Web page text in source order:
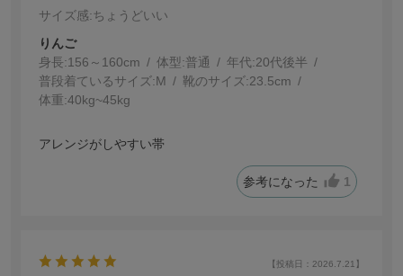
サイズ感:ちょうどいい
りんご
身長:156～160cm 体型:普通 年代:20代後半
普段着ているサイズ:M 靴のサイズ:23.5cm
体重:40kg~45kg
アレンジがしやすい帯
参考になった 1
【投稿日：2026.7.21】